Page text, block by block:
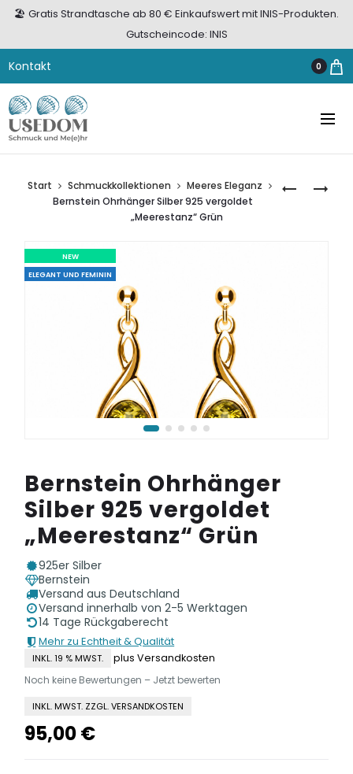
🏖️ Gratis Strandtasche ab 80 € Einkaufswert mit INIS-Produkten.
Gutscheincode: INIS
Kontakt 0
BERNSTEIN
BERNSTEIN
Start Schmuckkollektionen
Meeres Eleganz
Bernstein Ohrhänger Silber 925 vergoldet
„Meerestanz“ Grün
NEW
ELEGANT UND FEMININ
Bernstein Ohrhänger
Silber 925 vergoldet
„Meerestanz“ Grün
925er Silber
Bernstein
Versand aus Deutschland
Versand innerhalb von 2-5 Werktagen
14 Tage Rückgaberecht
Mehr zu Echtheit & Qualität
INKL. 19 % MWST.
plus Versandkosten
Noch keine Bewertungen – Jetzt bewerten
INKL. MWST. ZZGL. VERSANDKOSTEN
95,00€